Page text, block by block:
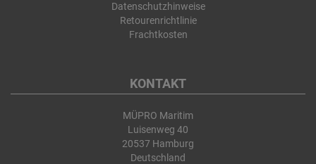
Datenschutzhinweise
Retourenrichtlinie
Frachtkosten
KONTAKT
MÜPRO Maritim
Luisenweg 40
20537 Hamburg
Deutschland